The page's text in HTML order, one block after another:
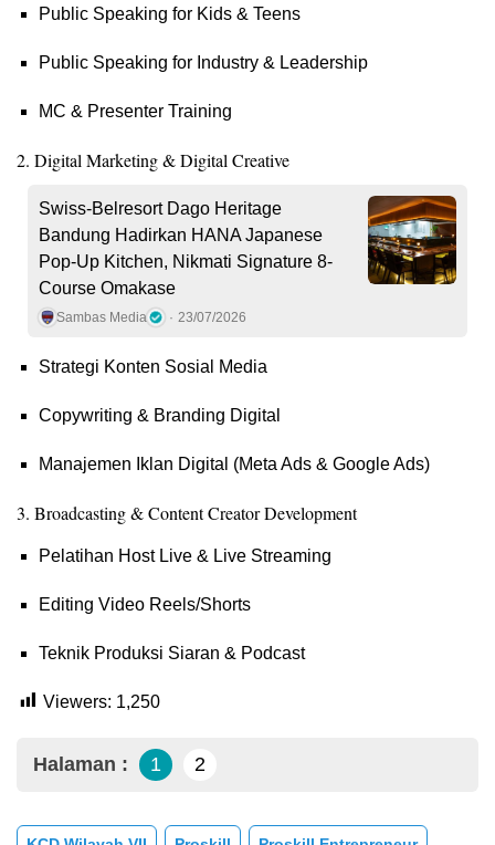
Public Speaking for Kids & Teens
Public Speaking for Industry & Leadership
MC & Presenter Training
2. Digital Marketing & Digital Creative
Swiss-Belresort Dago Heritage
Bandung Hadirkan HANA Japanese
Pop-Up Kitchen, Nikmati Signature 8-
Course Omakase
Sambas Media 23/07/2026
Strategi Konten Sosial Media
Copywriting & Branding Digital
Manajemen Iklan Digital (Meta Ads & Google Ads)
3. Broadcasting & Content Creator Development
Pelatihan Host Live & Live Streaming
Editing Video Reels/Shorts
Teknik Produksi Siaran & Podcast
Viewers: 1,250
Halaman : 1 2